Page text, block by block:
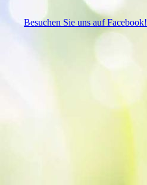
Besuchen Sie uns auf Facebook!